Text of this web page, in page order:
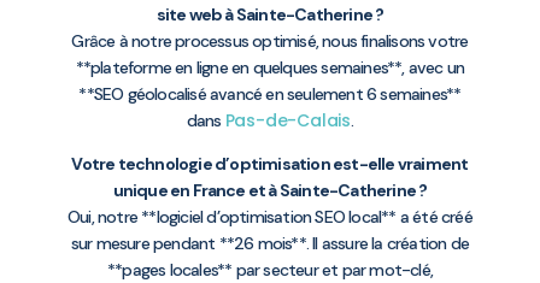
site web à Sainte-Catherine ?
Grâce à notre processus optimisé, nous finalisons votre
**plateforme en ligne en quelques semaines**, avec un
**SEO géolocalisé avancé en seulement 6 semaines**
dans Pas-de-Calais.
Votre technologie d’optimisation est-elle vraiment
unique en France et à Sainte-Catherine ?
Oui, notre **logiciel d’optimisation SEO local** a été créé
sur mesure pendant **26 mois**. Il assure la création de
**pages locales** par secteur et par mot-clé,